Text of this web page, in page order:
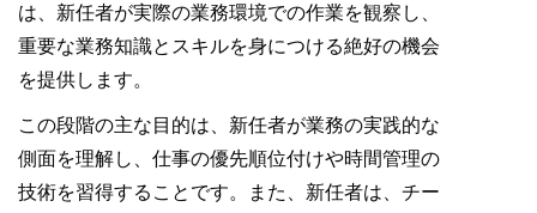
は、新任者が実際の業務環境での作業を観察し、
重要な業務知識とスキルを身につける絶好の機会
を提供します。
この段階の主な目的は、新任者が業務の実践的な
側面を理解し、仕事の優先順位付けや時間管理の
技術を習得することです。また、新任者は、チー